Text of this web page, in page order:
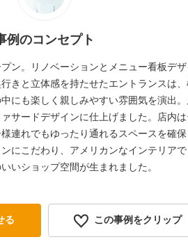
例のコンセプト
ン。リノベーションとメニュー看板デ
きと立体感を持たせたエントランスは
にも楽しく親しみやすい雰囲気を演出
サードデザインに仕上げました。店内
連れでもゆったり通れるスペースを確
にこだわり、アメリカンなインテリア
いショップ空間が生まれました。
る この事例をクリップ